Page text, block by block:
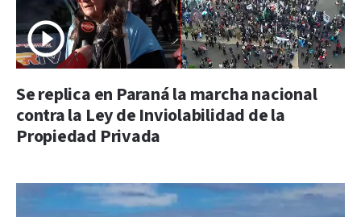
Se replica en Paraná la marcha nacional
contra la Ley de Inviolabilidad de la
Propiedad Privada